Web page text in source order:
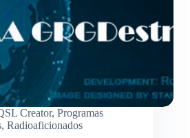
Creator, Programas
, Radioaficionados